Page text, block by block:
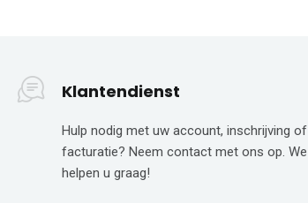
Klantendienst
Hulp nodig met uw account, inschrijving of
facturatie? Neem contact met ons op. We
helpen u graag!